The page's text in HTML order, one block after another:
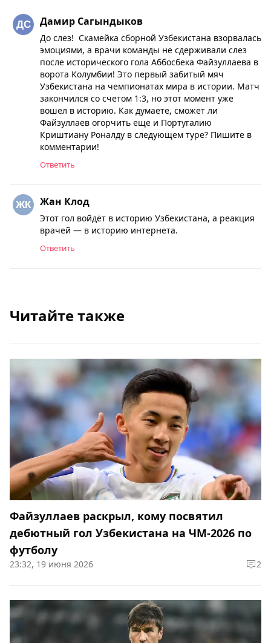
Дамир Сагындыков
До слез! Скамейка сборной Узбекистана взорвалась
эмоциями, а врачи команды не сдерживали слез
после исторического гола Аббосбека Файзуллаева в
ворота Колумбии! Это первый забитый мяч
Узбекистана на чемпионатах мира в истории. Матч
закончился со счетом 1:3, но этот момент уже
вошел в историю. Как думаете, сможет ли
Файзуллаев огорчить еще и Португалию
Криштиану Роналду в следующем туре? Пишите в
комментарии!
Ответить
Жан Клод
Этот гол войдёт в историю Узбекистана, а реакция
врачей — в историю интернета.
Ответить
Читайте также
Файзуллаев раскрыл, кому посвятил
дебютный гол Узбекистана на ЧМ-2026 по
футболу
23:32, 19 июня 2026 2